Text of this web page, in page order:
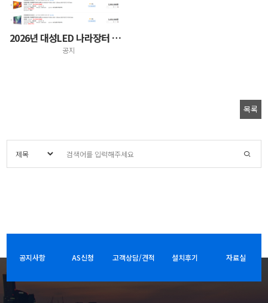
2026년 대성LED 나라장터 등록제품 안내
공지
목록
공지사항 AS신청 고객상담/견적 설치후기 자료실